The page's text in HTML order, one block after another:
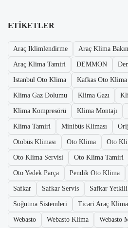
ETIKETLER
Araç Iklimlendirme Araç Klima
Araç Klima Tamiri DEMMON
Istanbul Oto Klima Kafkas Oto Klima
Klima Gaz Dolumu Klima Gazı
Klima Kompresörü Klima Montajı
Klima Tamiri Minibüs Kliması
Otobüs Kliması Oto Klima Oto
Oto Klima Servisi Oto Klima Tamiri
Oto Yedek Parça Pendik Oto Klima
Safkar Safkar Servis Safkar
Soğutma Sistemleri Ticari Araç Klima
Webasto Webasto Klima Webasto